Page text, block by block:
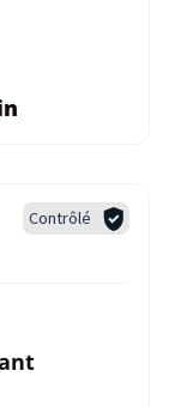
Contrôlé